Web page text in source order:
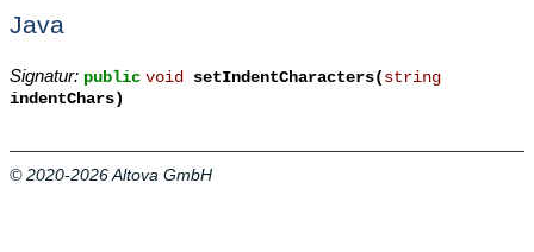
Java
Signatur: public void setIndentCharacters( string
indentChars)
© 2020-2026 Altova GmbH